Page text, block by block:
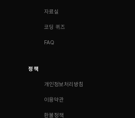
자료실
코딩 퀴즈
FAQ
정책
개인정보처리방침
이용약관
환불정책